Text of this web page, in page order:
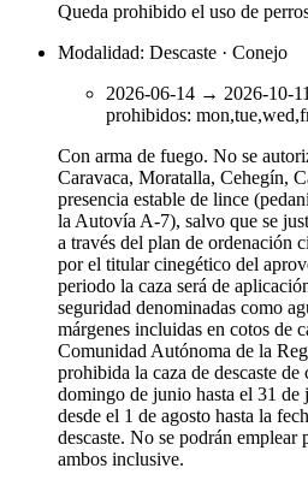
Queda prohibido el uso de
Modalidad: Descaste · Conejo
2026-06-14 → 2026-10-11
prohibidos:
Con arma de fuego. No se
Caravaca, Moratalla, Cehegín,
presencia estable de lince
la Autovía A-7), salvo que se
a través del plan de ordenación
por el titular cinegético del
periodo la caza será de
seguridad denominadas como
márgenes incluidas en cotos de
Comunidad Autónoma de la
prohibida la caza de descaste
domingo de junio hasta el 31 de
desde el 1 de agosto hasta la
descaste. No se podrán emplear
ambos inclusive.